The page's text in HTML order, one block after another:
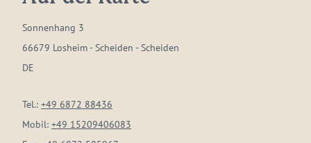
Sonnenhang 3
66679 Losheim - Scheiden - Scheiden
DE
Tel.: +49 6872 88436
Mobil: +49 15209406083